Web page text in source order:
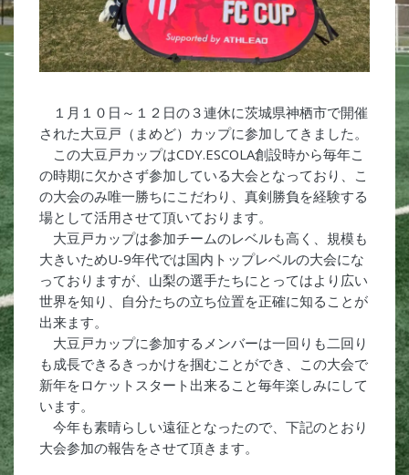
１月１０日～１２日の３連休に茨城県神栖市で開催
された大豆戸（まめど）カップに参加してきました。
この大豆戸カップはCDY.ESCOLA創設時から毎年こ
の時期に欠かさず参加している大会となっており、こ
の大会のみ唯一勝ちにこだわり、真剣勝負を経験する
場として活用させて頂いております。
大豆戸カップは参加チームのレベルも高く、規模も
大きいためU-9年代では国内トップレベルの大会にな
っておりますが、山梨の選手たちにとってはより広い
世界を知り、自分たちの立ち位置を正確に知ることが
出来ます。
大豆戸カップに参加するメンバーは一回りも二回り
も成長できるきっかけを掴むことができ、この大会で
新年をロケットスタート出来ること毎年楽しみにして
います。
今年も素晴らしい遠征となったので、下記のとおり
大会参加の報告をさせて頂きます。